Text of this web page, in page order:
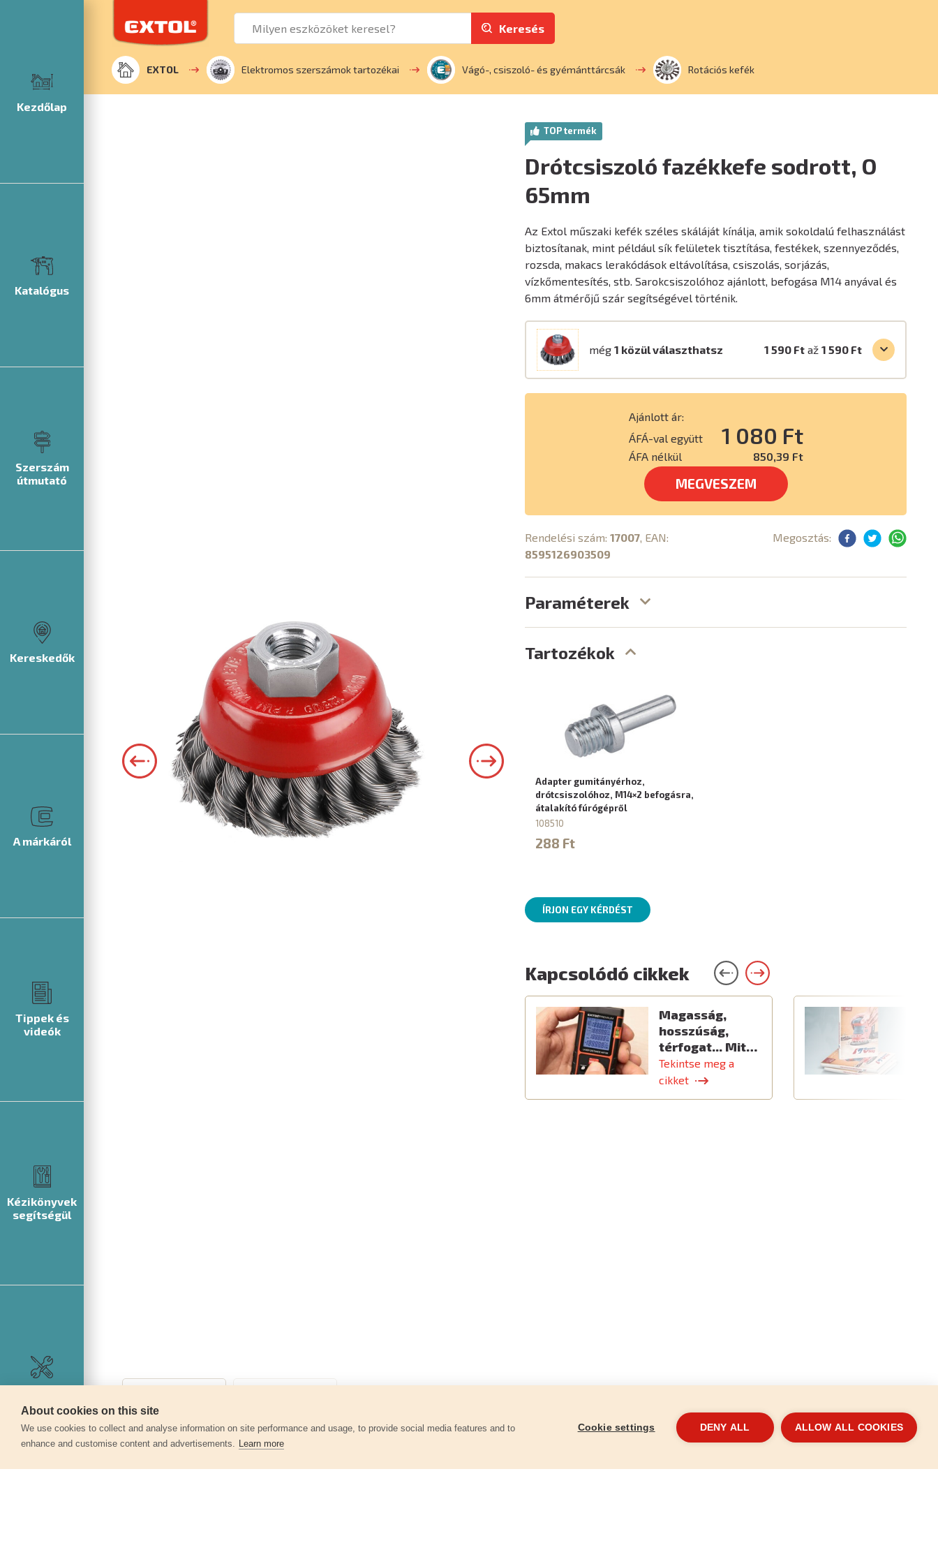
Kezdőlap
Katalógus
Szerszám
útmutató
Kereskedők
A márkáról
Tippek és
videók
Kézikönyvek
segítségül
Keresés
EXTOL Elektromos szerszámok tartozékai Vágó-, csiszoló- és gyémánttárcsák Rotációs kefék
TOP termék
Drótcsiszoló fazékkefe sodrott, O
65mm
Az Extol műszaki kefék széles skáláját kínálja, amik sokoldalú felhasználást
biztosítanak, mint például sík felületek tisztítása, festékek, szennyeződés,
rozsda, makacs lerakódások eltávolítása, csiszolás, sorjázás,
vízkőmentesítés, stb. Sarokcsiszolóhoz ajánlott, befogása M14 anyával és
6mm átmérőjű szár segítségével történik.
még 1 közül választhatsz 1 590 Ft až 1 590 Ft
Ajánlott ár:
ÁFÁ-val együtt
1 080 Ft
ÁFA nélkül 850,39 Ft
MEGVESZEM
Rendelési szám: 17007 , EAN:
8595126903509
Megosztás:
Paraméterek
Tartozékok
Adapter gumitányérhoz,
drótcsiszolóhoz, M14×2 befogásra,
átalakító fúrógépről
108510
288 Ft
ÍRJON EGY KÉRDÉST
Kapcsolódó cikkek
Magasság,
hosszúság,
térfogat... Mit…
Tekintse meg a
cikket
About cookies on this site
We use cookies to collect and analyse information on site performance and usage, to provide social media features and to
enhance and customise content and advertisements. Learn more
Cookie settings DENY ALL ALLOW ALL COOKIES